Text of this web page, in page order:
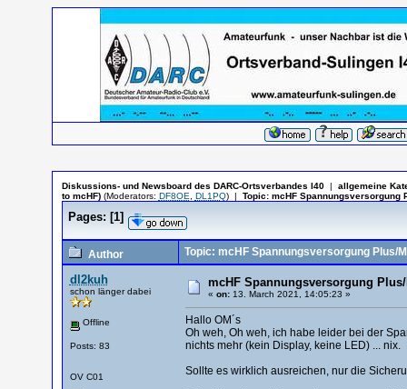
Diskussions- und Newsboard des DARC-Ortsverbandes I40 |
allgemeine
to mcHF)(Moderators: DF8OE DL1PQ) | Topic: mcHF Spannungsversorgung
Pages: [1]
Author Topic: mcHF Spannungsversorgung Plus/
dl2kuh
schon länger dabei
Offline
Posts: 83
OV C01
mcHF Spannungsversorgung
« on:13. March 2021, 14:05:23 »
Hallo OM´s
Oh weh, Oh weh, ich habe leider bei der
nichts mehr (kein Display, keine LED) ...
Sollte es wirklich ausreichen, nur die